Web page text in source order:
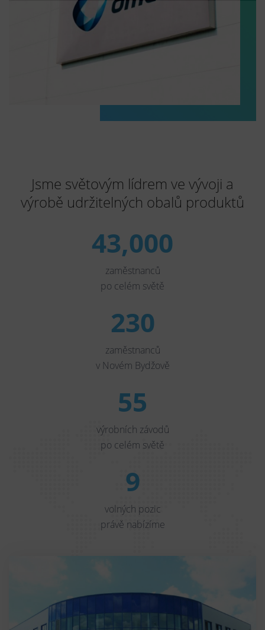
Jsme světovým lídrem ve vývoji a
výrobě udržitelných obalů produktů
43,000
zaměstnanců
po celém světě
230
zaměstnanců
v Novém Bydžově
55
výrobních závodů
po celém světě
9
volných pozic
právě nabízíme